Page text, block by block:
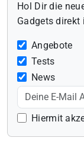
Hol Dir die
Gadgets direkt
Angebote
Tests
News
Hiermit